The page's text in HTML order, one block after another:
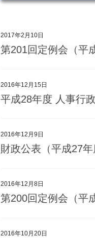
2017年2月10日
第201回定例会（平
2016年12月15日
平成28年度 人事行
2016年12月9日
財政公表（平成27
2016年12月8日
第200回定例会（平
2016年10月20日